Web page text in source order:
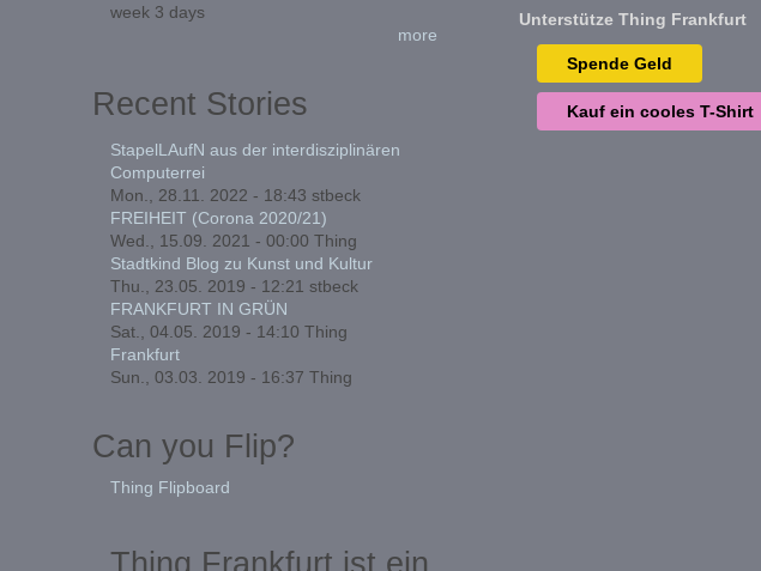
week 3 days
more
Recent Stories
StapelLAufN aus der interdisziplinären
Computerrei
Mon., 28.11. 2022 - 18:43 stbeck
FREIHEIT (Corona 2020/21)
Wed., 15.09. 2021 - 00:00 Thing
Stadtkind Blog zu Kunst und Kultur
Thu., 23.05. 2019 - 12:21 stbeck
FRANKFURT IN GRÜN
Sat., 04.05. 2019 - 14:10 Thing
Frankfurt
Sun., 03.03. 2019 - 16:37 Thing
Can you Flip?
Thing Flipboard
Thing Frankfurt ist ein
Unterstütze Thing Frankfurt
Spende Geld
Kauf ein cooles T-Shirt